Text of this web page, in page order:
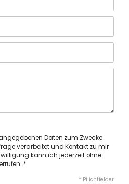
Daten zum Zwecke
verarbeitet und Kontakt zu mir
kann ich jederzeit ohne
*
* Pflichtfelder